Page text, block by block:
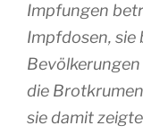
Impfungen
Impfdosen, sie
die
sie damit